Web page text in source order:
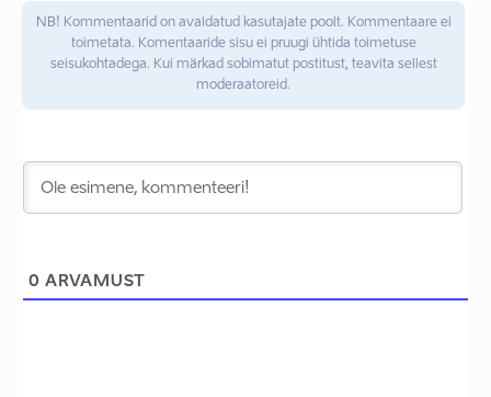
NB! Kommentaarid on avaldatud kasutajate poolt. Kommentaare ei
toimetata. Komentaaride sisu ei pruugi ühtida toimetuse
seisukohtadega. Kui märkad sobimatut postitust, teavita sellest
moderaatoreid.
0 ARVAMUST